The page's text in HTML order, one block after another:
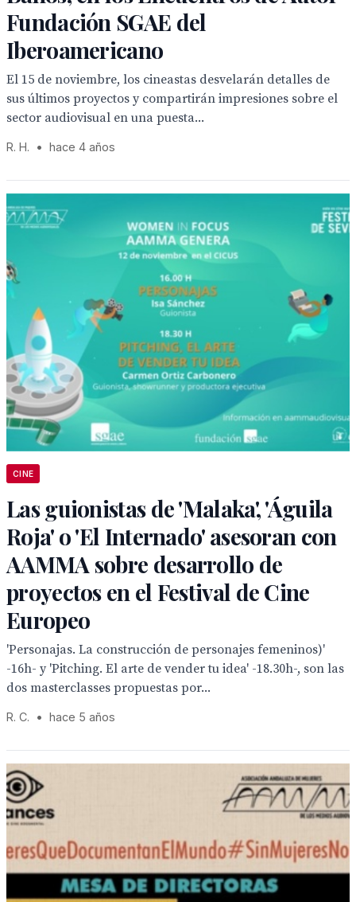
Fundación SGAE del
Iberoamericano
El 15 de noviembre, los cineastas desvelarán detalles de
sus últimos proyectos y compartirán impresiones sobre el
sector audiovisual en una puesta...
R. H. • hace 4 años
CINE
Las guionistas de 'Malaka', 'Águila
Roja' o 'El Internado' asesoran con
AAMMA sobre desarrollo de
proyectos en el Festival de Cine
Europeo
'Personajas. La construcción de personajes femeninos)'
-16h- y 'Pitching. El arte de vender tu idea' -18.30h-, son las
dos masterclasses propuestas por...
R. C. • hace 5 años